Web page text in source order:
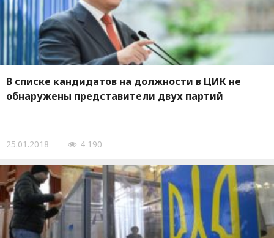
В списке кандидатов на должности в ЦИК не
обнаружены представители двух партий
25.01.2018 4 190